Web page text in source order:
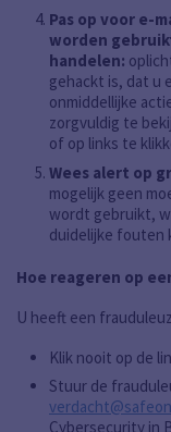
Pas op voor e-
worden
handelen:
gehackt is, dat u
onmiddellijke
zorgvuldig te
of op links te
Wees alert op
mogelijk geen
wordt gebruikt,
duidelijke fouten
Hoe reageren op
U heeft een
Klik nooit op de
Stuur de
Cybersecurity in